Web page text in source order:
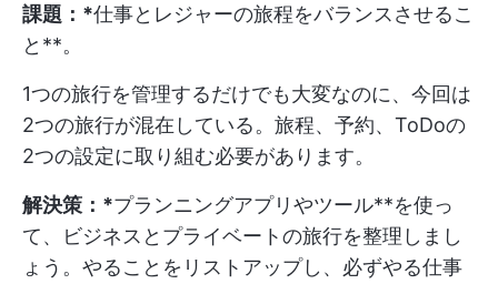
課題：*仕事とレジャーの旅程をバランスさせるこ
と**。
1つの旅行を管理するだけでも大変なのに、今回は
2つの旅行が混在している。旅程、予約、ToDoの
2つの設定に取り組む必要があります。
解決策：*プランニングアプリやツール**を使っ
て、ビジネスとプライベートの旅行を整理しまし
ょう。やることをリストアップし、必ずやる仕事